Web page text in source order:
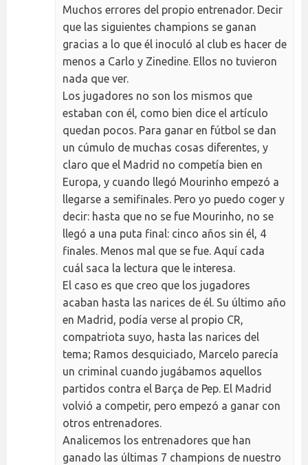
Muchos errores del propio entrenador. Decir
que las siguientes champions se ganan
gracias a lo que él inoculó al club es hacer de
menos a Carlo y Zinedine. Ellos no tuvieron
nada que ver.
Los jugadores no son los mismos que
estaban con él, como bien dice el artículo
quedan pocos. Para ganar en fútbol se dan
un cúmulo de muchas cosas diferentes, y
claro que el Madrid no competía bien en
Europa, y cuando llegó Mourinho empezó a
llegarse a semifinales. Pero yo puedo coger y
decir: hasta que no se fue Mourinho, no se
llegó a una puta final: cinco años sin él, 4
finales. Menos mal que se fue. Aquí cada
cuál saca la lectura que le interesa.
El caso es que creo que los jugadores
acaban hasta las narices de él. Su último año
en Madrid, podía verse al propio CR,
compatriota suyo, hasta las narices del
tema; Ramos desquiciado, Marcelo parecía
un criminal cuando jugábamos aquellos
partidos contra el Barça de Pep. El Madrid
volvió a competir, pero empezó a ganar con
otros entrenadores.
Analicemos los entrenadores que han
ganado las últimas 7 champions de nuestro